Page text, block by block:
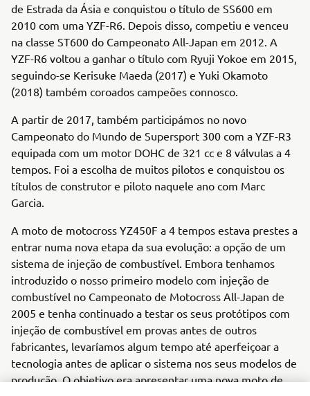
de Estrada da Ásia e conquistou o título de SS600 em
2010 com uma YZF-R6. Depois disso, competiu e venceu
na classe ST600 do Campeonato All-Japan em 2012. A
YZF-R6 voltou a ganhar o título com Ryuji Yokoe em 2015,
seguindo-se Kerisuke Maeda (2017) e Yuki Okamoto
(2018) também coroados campeões connosco.
A partir de 2017, também participámos no novo
Campeonato do Mundo de Supersport 300 com a YZF-R3
equipada com um motor DOHC de 321 cc e 8 válvulas a 4
tempos. Foi a escolha de muitos pilotos e conquistou os
títulos de construtor e piloto naquele ano com Marc
Garcia.
A moto de motocross YZ450F a 4 tempos estava prestes a
entrar numa nova etapa da sua evolução: a opção de um
sistema de injeção de combustível. Embora tenhamos
introduzido o nosso primeiro modelo com injeção de
combustível no Campeonato de Motocross All-Japan de
2005 e tenha continuado a testar os seus protótipos com
injeção de combustível em provas antes de outros
fabricantes, levaríamos algum tempo até aperfeiçoar a
tecnologia antes de aplicar o sistema nos seus modelos de
produção. O objetivo era apresentar uma nova moto de